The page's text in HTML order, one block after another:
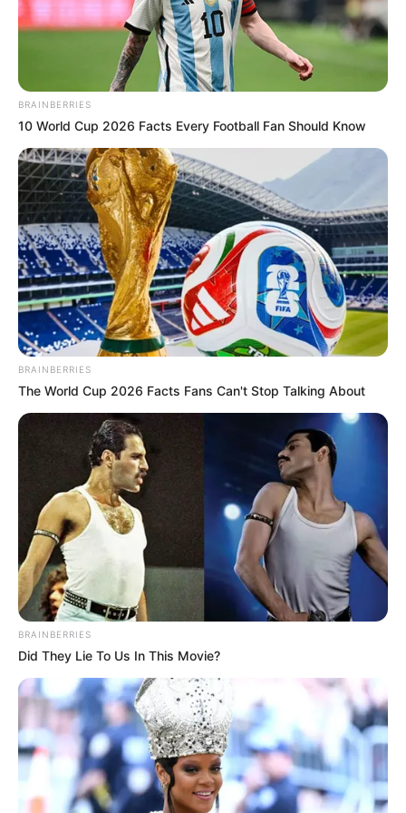
Tarantino Wants To End His Career With This
You'll Be Amazed By The Blue Lagoon Stars Today
BRAINBERRIES
Iconic '90s Entertainment Couples We'll Never
Forget
BRAINBERRIES
BRAINBERRIES
10 World Cup 2026 Facts Every Football Fan Should Know
BRAINBERRIES
The World Cup 2026 Facts Fans Can't Stop Talking About
BRAINBERRIES
Did They Lie To Us In This Movie?